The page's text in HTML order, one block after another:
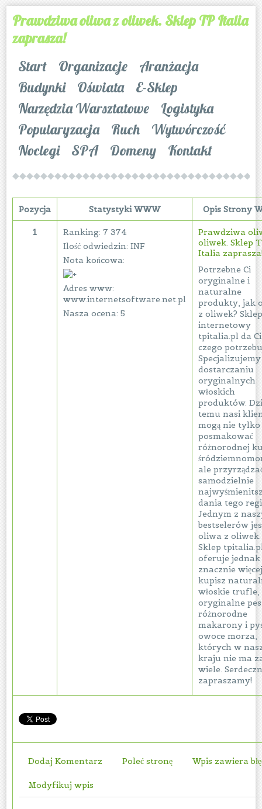
Prawdziwa oliwa z oliwek. Sklep TP Italia
zaprasza!
Start
Organizacje
Aranżacja
Budynki
Oświata
E-Sklep
Narzędzia Warsztatowe
Logistyka
Popularyzacja
Ruch
Wytwórczość
Noclegi
SPA Domeny Kontakt
Pozycja Statystyki WWW Opis Strony
1
Ranking: 7 374
Ilość odwiedzin: INF
Nota końcowa:
Adres www:
www.internetsoftware.net.pl
Nasza ocena: 5
Prawdziwa
oliwek. Sklep
Italia
Potrzebne Ci
oryginalne i
naturalne
produkty, jak
z oliwek?
internetowy
tpitalia.pl da
czego
Specjalizujemy
dostarczaniu
oryginalnych
włoskich
produktów.
temu nasi
mogą nie tylko
posmakować
różnorodnej
ale
samodzielnie
dania tego
Jednym z
bestselerów
oliwa z oliwek.
Sklep
oferuje jednak
znacznie
kupisz
włoskie trufle,
oryginalne
różnorodne
makarony i
owoce morza,
których w
kraju nie ma
wiele.
zapraszamy!
Dodaj Komentarz Poleć stronę Wpis zawiera
Modyfikuj wpis